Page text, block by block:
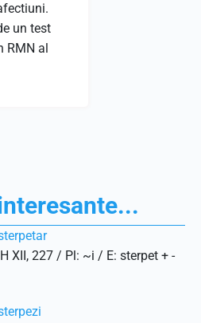
un test
RMN al
XII, 227 / Pl: ~i / E: sterpet + -